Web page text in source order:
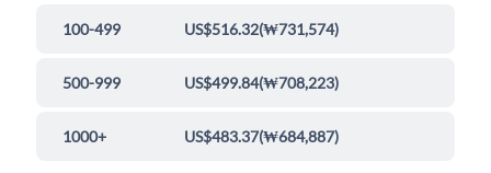
100-499 US$516.32(₩731,574)
500-999 US$499.84(₩708,223)
1000+ US$483.37(₩684,887)